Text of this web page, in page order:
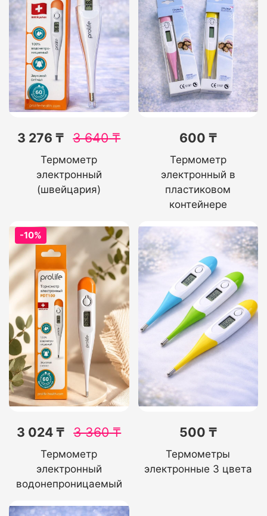
3 276 ₸ 3 640₸
Термометр
электронный
(швейцария)
600 ₸
Термометр
электронный в
пластиковом
контейнере
-10%
3 024 ₸ 3 360₸
Термометр
электронный
водонепроницаемый
500 ₸
Термометры
электронные 3 цвета